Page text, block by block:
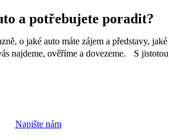
a potřebujete poradit?
o jaké auto máte zájem a představy, jaké
najdeme, ověříme a dovezeme. S jistotou
Napište nám